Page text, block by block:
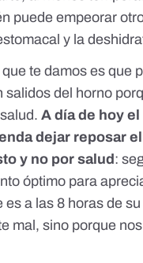
puede empeorar
y la
te damos es que
salidos del horno
A día de hoy
dejar reposar
y no por salud :
óptimo para
es a las 8 horas de
mal, sino porque